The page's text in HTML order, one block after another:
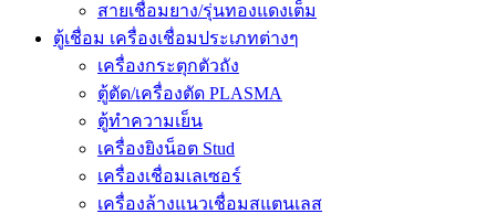
สายเชื่อมยาง/รุ่นทองแดงเต็ม
ตู้เชื่อม เครื่องเชื่อมประเภทต่างๆ
เครื่องกระตุกตัวถัง
ตู้ตัด/เครื่องตัด PLASMA
ตู้ทำความเย็น
เครื่องยิงน็อต Stud
เครื่องเชื่อมเลเซอร์
เครื่องล้างแนวเชื่อมสแตนเลส